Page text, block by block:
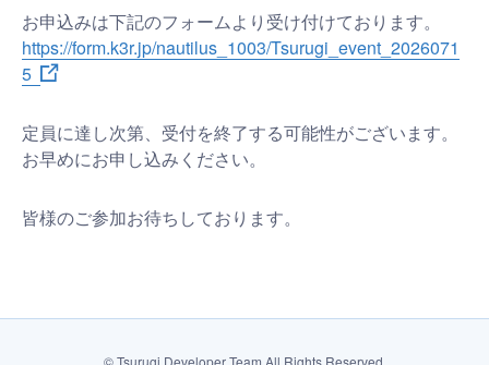
お申込みは下記のフォームより受け付けております。
https://form.k3r.jp/nautilus_1003/Tsurugi_event_2026071
5
定員に達し次第、受付を終了する可能性がございます。
お早めにお申し込みください。
皆様のご参加お待ちしております。
©Tsurugi Developer Team All Rights Reserved.